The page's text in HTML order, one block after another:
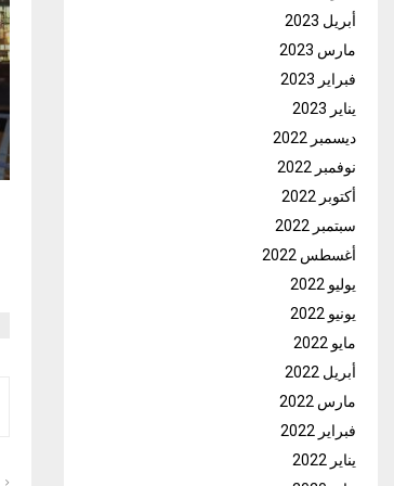
أبريل 2023
مارس 2023
فبراير 2023
يناير 2023
ديسمبر 2022
نوفمبر 2022
أكتوبر 2022
سبتمبر 2022
أغسطس 2022
يوليو 2022
يونيو 2022
مايو 2022
أبريل 2022
مارس 2022
فبراير 2022
يناير 2022